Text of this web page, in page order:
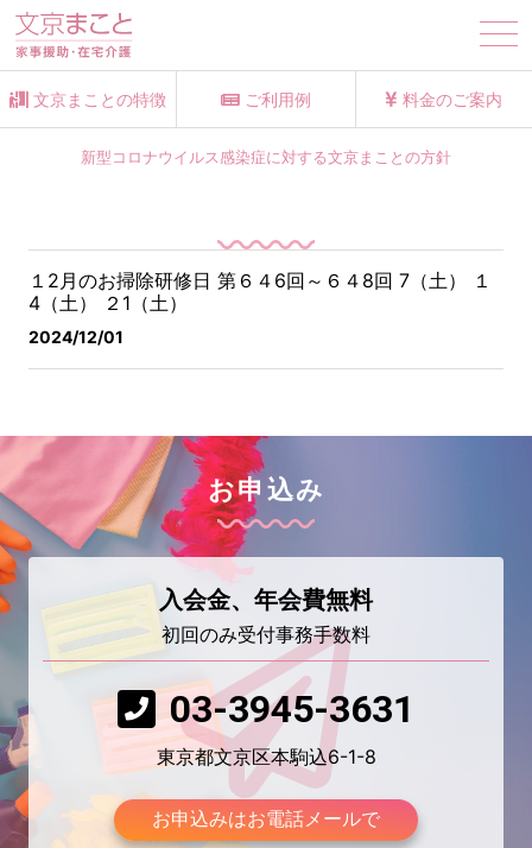
文京まことの特徴 ご利用例 料金のご案内
新型コロナウイルス感染症に対する文京まことの方針
１2月のお掃除研修日 第６４6回～６４8回 7（土） １
4（土） ２1（土）
2024/12/01
お申込み
入会金、年会費無料
初回のみ受付事務手数料
03-3945-3631
東京都文京区本駒込6-1-8
お申込みはお電話メールで